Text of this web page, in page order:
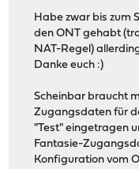
Habe zwar bis zum
den ONT gehabt
NAT-Regel)
Danke euch :)
Scheinbar braucht
Zugangsdaten für
"Test" eingetragen
Fantasie-
Konfiguration vom